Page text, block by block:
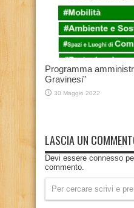
Programma
Gravinesi”
30 Maggio 2022
LASCIA UN
Devi essere connesso
commento.